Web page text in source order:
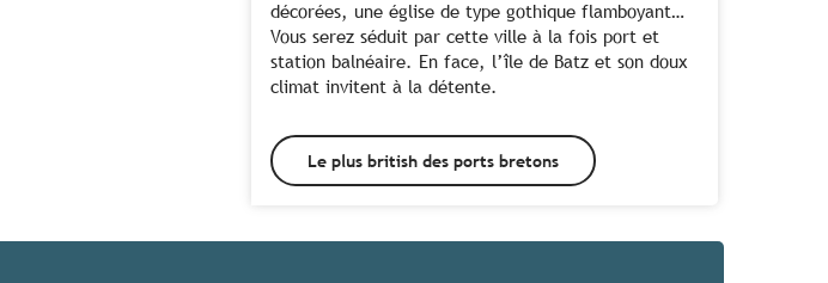
décorées, une église de type gothique flamboyant…
Vous serez séduit par cette ville à la fois port et
station balnéaire. En face, l’île de Batz et son doux
climat invitent à la détente.
Le plus british des ports bretons